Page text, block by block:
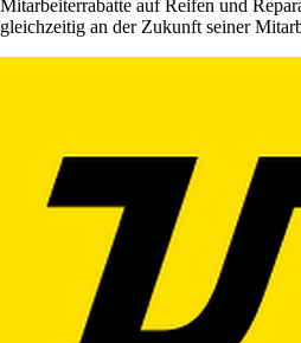
Mitarbeiterrabatte auf Reifen und
gleichzeitig an der Zukunft seiner